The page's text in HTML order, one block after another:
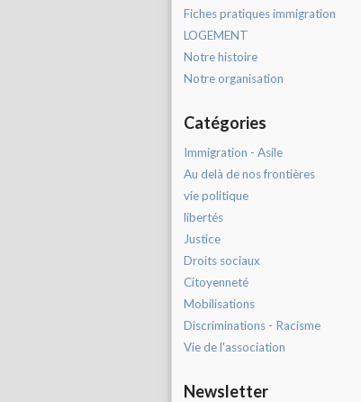
Fiches pratiques immigration
LOGEMENT
Notre histoire
Notre organisation
Catégories
Immigration - Asile
Au delà de nos frontières
vie politique
libertés
Justice
Droits sociaux
Citoyenneté
Mobilisations
Discriminations - Racisme
Vie de l'association
Newsletter